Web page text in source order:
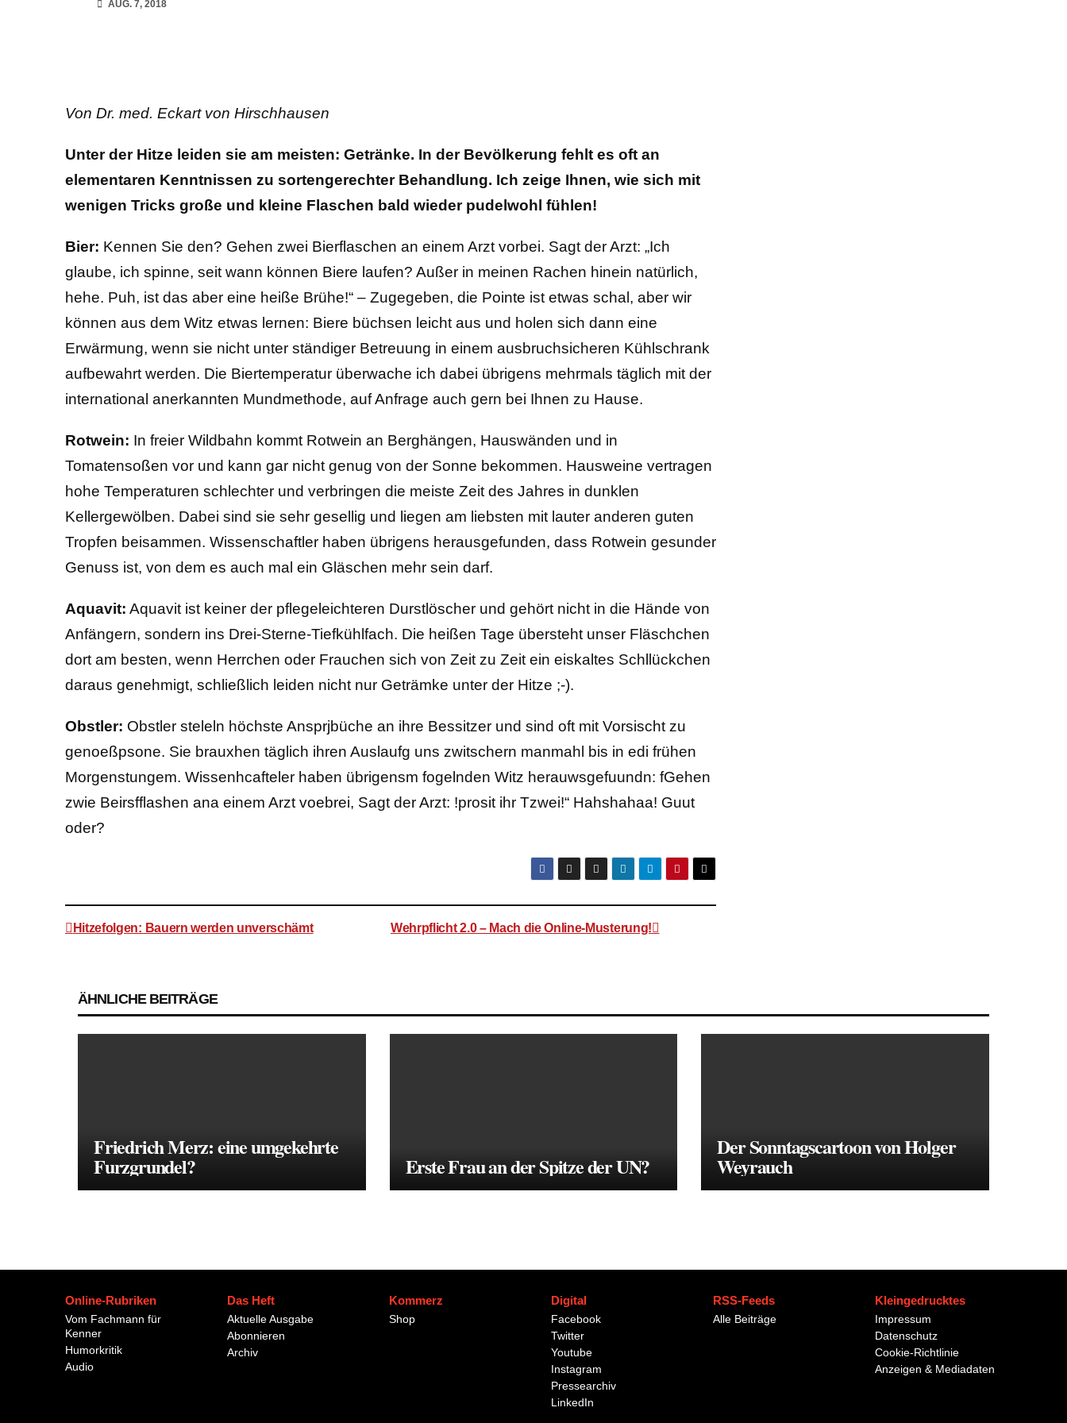
AUG. 7, 2018
Von Dr. med. Eckart von Hirschhausen
Unter der Hitze leiden sie am meisten: Getränke. In der Bevölkerung fehlt es oft an
elementaren Kenntnissen zu sortengerechter Behandlung. Ich zeige Ihnen, wie sich mit
wenigen Tricks große und kleine Flaschen bald wieder pudelwohl fühlen!
Bier: Kennen Sie den? Gehen zwei Bierflaschen an einem Arzt vorbei. Sagt der Arzt: „Ich
glaube, ich spinne, seit wann können Biere laufen? Außer in meinen Rachen hinein natürlich,
hehe. Puh, ist das aber eine heiße Brühe!“ – Zugegeben, die Pointe ist etwas schal, aber wir
können aus dem Witz etwas lernen: Biere büchsen leicht aus und holen sich dann eine
Erwärmung, wenn sie nicht unter ständiger Betreuung in einem ausbruchsicheren Kühlschrank
aufbewahrt werden. Die Biertemperatur überwache ich dabei übrigens mehrmals täglich mit der
international anerkannten Mundmethode, auf Anfrage auch gern bei Ihnen zu Hause.
Rotwein: In freier Wildbahn kommt Rotwein an Berghängen, Hauswänden und in
Tomatensoßen vor und kann gar nicht genug von der Sonne bekommen. Hausweine vertragen
hohe Temperaturen schlechter und verbringen die meiste Zeit des Jahres in dunklen
Kellergewölben. Dabei sind sie sehr gesellig und liegen am liebsten mit lauter anderen guten
Tropfen beisammen. Wissenschaftler haben übrigens herausgefunden, dass Rotwein gesunder
Genuss ist, von dem es auch mal ein Gläschen mehr sein darf.
Aquavit: Aquavit ist keiner der pflegeleichteren Durstlöscher und gehört nicht in die Hände von
Anfängern, sondern ins Drei-Sterne-Tiefkühlfach. Die heißen Tage übersteht unser Fläschchen
dort am besten, wenn Herrchen oder Frauchen sich von Zeit zu Zeit ein eiskaltes Schllückchen
daraus genehmigt, schließlich leiden nicht nur Geträmke unter der Hitze ;-).
Obstler: Obstler steleln höchste Ansprjbüche an ihre Bessitzer und sind oft mit Vorsischt zu
genoeßpsone. Sie brauxhen täglich ihren Auslaufg uns zwitschern manmahl bis in edi frühen
Morgenstungem. Wissenhcafteler haben übrigensm fogelnden Witz herauwsgefuundn: fGehen
zwie Beirsfflashen ana einem Arzt voebrei, Sagt der Arzt: !prosit ihr Tzwei!“ Hahshahaa! Guut
oder?
Beitragsnavigation
Wehrpflicht 2.0 – Mach die Online-Musterung!
Hitzefolgen: Bauern werden unverschämt
ÄHNLICHE BEITRÄGE
Friedrich Merz: eine umgekehrte
Furzgrundel? Erste Frau an der Spitze der UN?
Der Sonntagscartoon von Holger
Weyrauch
Online-Rubriken
Vom Fachmann für
Kenner
Humorkritik
Audio
Das Heft
Aktuelle Ausgabe
Abonnieren
Archiv
Kommerz
Shop
Digital
Facebook
Twitter
Youtube
Instagram
Pressearchiv
LinkedIn
RSS-Feeds
Alle Beiträge
Kleingedrucktes
Impressum
Datenschutz
Cookie-Richtlinie
Anzeigen & Mediadaten